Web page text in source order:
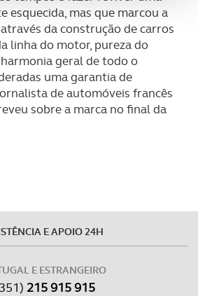
no nosso website.
informação, relativa à sua
de publicidade e de análise, com
na UE e em países terceiros.
transferências internacionais de
realizadas apenas com o seu
pode ter impacto na sua
no Website e nos serviços
cookies do site.
esquecida, mas que marcou a
da construção de carros
linha do motor, pureza do
geral de todo o
uma garantia de
de automóveis francês
sobre a marca no final da
E APOIO 24H
E ESTRANGEIRO
215 915 915